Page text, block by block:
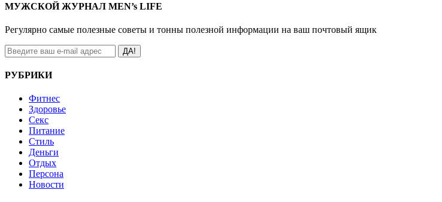
МУЖСКОЙ ЖУРНАЛ MEN’s LIFE
Регулярно самые полезные советы и тонны полезной информации на ваш почтовый ящик
ДА!
РУБРИКИ
Фитнес
Здоровье
Секс
Питание
Стиль
Деньги
Отдых
Персона
Новости